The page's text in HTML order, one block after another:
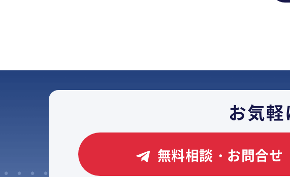
お気軽
無料相談・お問合せ